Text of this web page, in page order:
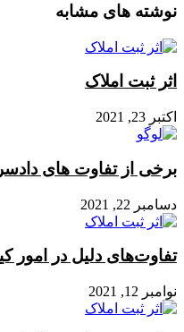
نوشته های مشابه
اثر ثبت املاک
اکتبر 23, 2021
برخی از تفاوت های
دسامبر 22, 2021
تفاوت‌های دلیل در امور
نوامبر 12, 2021